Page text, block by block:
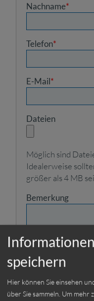
Nachname*
Telefon*
E-Mail*
Dateien
Möglich sind
Idealerweise
größer als 4 MB
Bemerkung
speichern
Hier können Sie einsehen
über Sie sammeln. Um mehr